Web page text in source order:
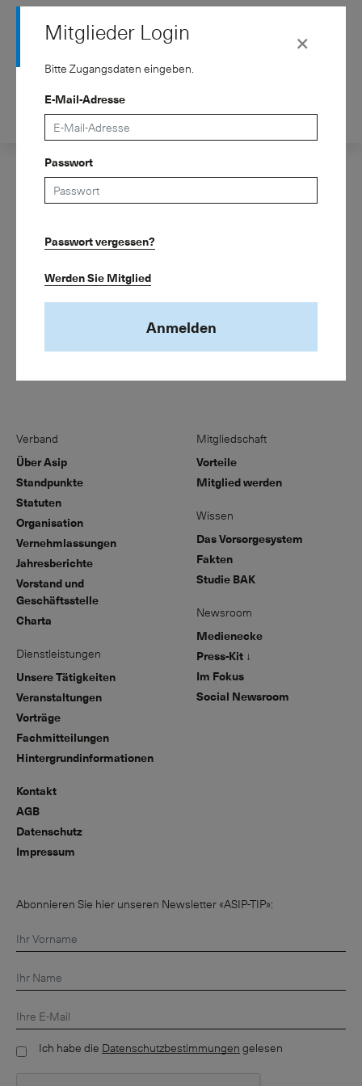
Kontakt de fr
Verband
Dienstleistungen
Wissen
Newsroom
Kreuzstrasse 26
8008 Zürich
Verband
Über Asip
Standpunkte
Statuten
Organisation
Vernehmlassungen
Jahresberichte
Vorstand und
Geschäftsstelle
Charta
Dienstleistungen
Unsere Tätigkeiten
Veranstaltungen
Vorträge
Fachmitteilungen
Hintergrundinformationen
Mitgliedschaft
Vorteile
Mitglied werden
Wissen
Das Vorsorgesystem
Fakten
Studie BAK
Newsroom
Medienecke
Press-Kit ↓
Im Fokus
Social Newsroom
Kontakt
AGB
Datenschutz
Impressum
Abonnieren Sie hier unseren Newsletter «ASIP-TIP»:
Ich habe die Datenschutzbestimmungengelesen
×
Mitglieder Login
Bitte Zugangsdaten eingeben.
E-Mail-Adresse
Passwort
Passwort vergessen?
Werden Sie Mitglied
Anmelden